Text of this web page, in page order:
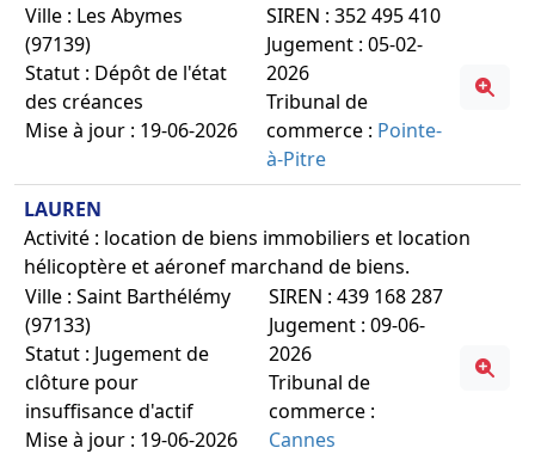
Ville : Les Abymes
(97139)
Statut : Dépôt de l'état
des créances
Mise à jour : 19-06-2026
SIREN : 352 495 410
Jugement : 05-02-
2026
Tribunal de
commerce : Pointe-
à-Pitre
LAUREN
Activité : location de biens immobiliers et location
hélicoptère et aéronef marchand de biens.
Ville : Saint Barthélémy
(97133)
Statut : Jugement de
clôture pour
insuffisance d'actif
Mise à jour : 19-06-2026
SIREN : 439 168 287
Jugement : 09-06-
2026
Tribunal de
commerce :
Cannes